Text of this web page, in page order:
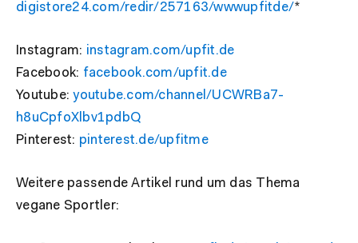
digistore24.com/redir/257163/wwwupfitde/*
Instagram: instagram.com/upfit.de
Facebook: facebook.com/upfit.de
Youtube:youtube.com/channel/UCWRBa7-
h8uCpfoXlbv1pdbQ
Pinterest: pinterest.de/upfitme
Weitere passende Artikel rund um das Thema
vegane Sportler: